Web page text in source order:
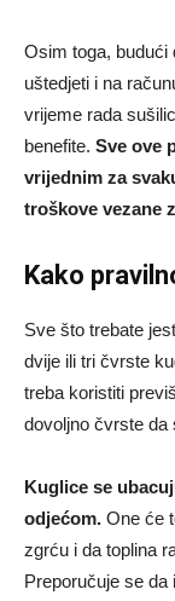
Osim toga, budući
uštedjeti i na
vrijeme rada
benefite. Sve ove
vrijednim za
troškove vezane
Kako
Sve što trebate
dvije ili tri čvrste
treba koristiti
dovoljno čvrste da
Kuglice se
odjećom. One će
zgrću i da toplina
Preporučuje se